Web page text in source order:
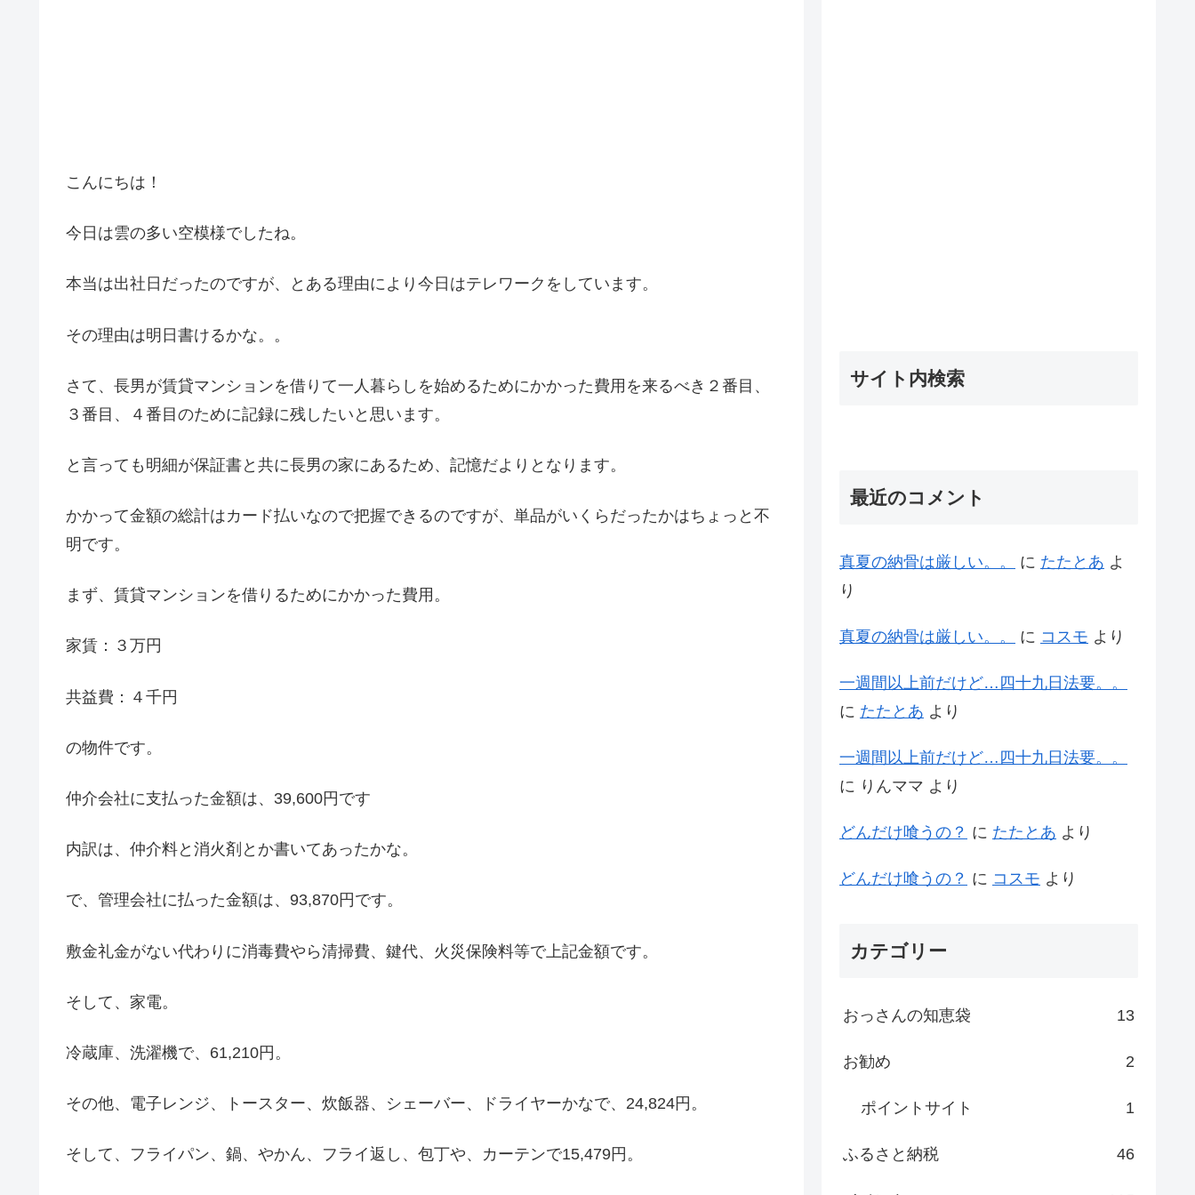
こんにちは！
今日は雲の多い空模様でしたね。
本当は出社日だったのですが、とある理由により今日はテレワークをしています。
その理由は明日書けるかな。。
さて、長男が賃貸マンションを借りて一人暮らしを始めるためにかかった費用を来るべき２番目、
３番目、４番目のために記録に残したいと思います。
と言っても明細が保証書と共に長男の家にあるため、記憶だよりとなります。
かかって金額の総計はカード払いなので把握できるのですが、単品がいくらだったかはちょっと不
明です。
まず、賃貸マンションを借りるためにかかった費用。
家賃：３万円
共益費：４千円
の物件です。
仲介会社に支払った金額は、39,600円です
内訳は、仲介料と消火剤とか書いてあったかな。
で、管理会社に払った金額は、93,870円です。
敷金礼金がない代わりに消毒費やら清掃費、鍵代、火災保険料等で上記金額です。
そして、家電。
冷蔵庫、洗濯機で、61,210円。
その他、電子レンジ、トースター、炊飯器、シェーバー、ドライヤーかなで、24,824円。
そして、フライパン、鍋、やかん、フライ返し、包丁や、カーテンで15,479円。
サイト内検索
最近のコメント
真夏の納骨は厳しい。。 に たたとあ よ
り
真夏の納骨は厳しい。。 に コスモ より
一週間以上前だけど…四十九日法要。。
に たたとあ より
一週間以上前だけど…四十九日法要。。
に りんママ より
どんだけ喰うの？ に たたとあ より
どんだけ喰うの？ に コスモ より
カテゴリー
おっさんの知恵袋 13
お勧め 2
ポイントサイト 1
ふるさと納税 46